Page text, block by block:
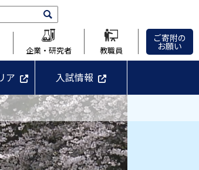
企業・研究者 教職員
ご寄附の
お願い
ア 入試情報